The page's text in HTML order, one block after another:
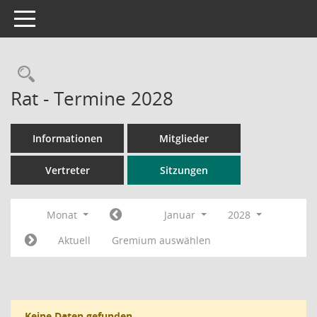
Toggle navigation
Rechercheauswahl
Rat - Termine 2028
Informationen Mitglieder
Vertreter Sitzungen
Monat Januar
2028
Aktuell
Gremium auswählen